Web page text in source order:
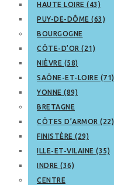
HAUTE LOIRE (43)
PUY-DE-DÔME (63)
BOURGOGNE
CÔTE-D’OR (21)
NIÈVRE (58)
SAÔNE-ET-LOIRE (71)
YONNE (89)
BRETAGNE
CÔTES D’ARMOR (22)
FINISTÈRE (29)
ILLE-ET-VILAINE (35)
INDRE (36)
CENTRE